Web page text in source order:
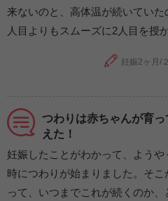
来ないのと、高体温が続いてい
人目よりもスムーズに2人目を授
妊娠2ヶ月/
つわりは赤ちゃんが育
えた！
妊娠したことがわかって、よう
時につわりが始まりました。そ
って、いつまでこれが続くのか